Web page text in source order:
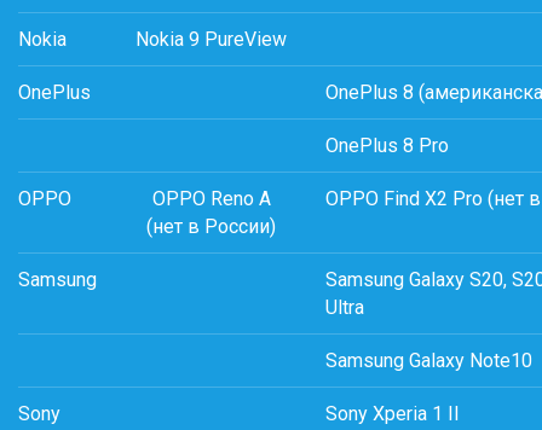
Nokia Nokia 9 PureView
OnePlus OnePlus 8
OnePlus 8 Pro
OPPO
OPPO Reno A
(нет в России)
OPPO Find X2 Pro (нет
Samsung
Samsung Galaxy S20,
Ultra
Samsung Galaxy Note10
Sony Sony Xperia 1 II